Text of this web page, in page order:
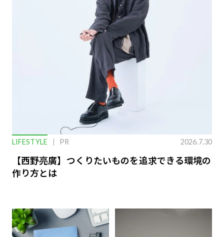
LIFESTYLE PR 2026.7.30
【西野亮廣】つくりたいものを追求できる環境の
作り方とは